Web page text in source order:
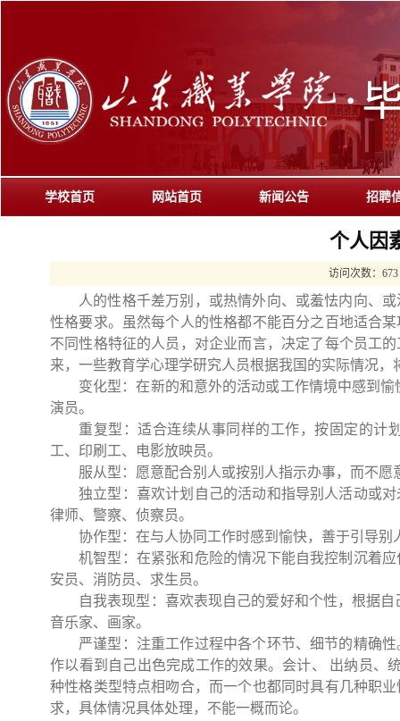
学校首页 网站首页 新闻公告 招聘
个人因
访问次数： 673
人的性格千差万别，或热情外向、或羞怯内向、
性格要求。虽然每个人的性格都不能百分之百地适合
不同性格特征的人员，对企业而言，决定了每个员工
来，一些教育学心理学研究人员根据我国的实际情况
变化型：在新的和意外的活动或工作情境中感到
演员。
重复型：适合连续从事同样的工作，按固定的计
工、印刷工、电影放映员。
服从型：愿意配合别人或按别人指示办事，而不
独立型：喜欢计划自己的活动和指导别人活动或
律师、警察、侦察员。
协作型：在与人协同工作时感到愉快，善于引导
机智型：在紧张和危险的情况下能自我控制沉着
安员、消防员、求生员。
自我表现型：喜欢表现自己的爱好和个性，根据
音乐家、画家。
严谨型：注重工作过程中各个环节、细节的精确
作以看到自己出色完成工作的效果。会计、 出纳员、
种性格类型特点相吻合，而一个也都同时具有几种职
求，具体情况具体处理，不能一概而论。